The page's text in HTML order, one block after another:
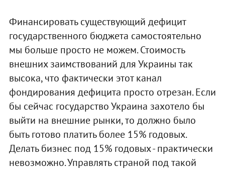
Финансировать существующий дефицит
государственного бюджета самостоятельно
мы больше просто не можем. Стоимость
внешних заимствований для Украины так
высока, что фактически этот канал
фондирования дефицита просто отрезан. Если
бы сейчас государство Украина захотело бы
выйти на внешние рынки, то должно было
быть готово платить более 15% годовых.
Делать бизнес под 15% годовых - практически
невозможно. Управлять страной под такой